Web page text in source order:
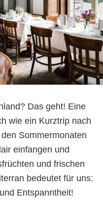
Das geht! Eine
wie ein Kurztrip nach
Sommermonaten
einfangen und
und frischen
bedeutet für uns:
Entspanntheit!